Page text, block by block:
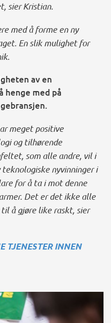
sier Kristian.
med å forme en ny
En slik mulighet for
av en
henge med på
meget positive
og tilhørende
som alle andre, vil i
nyvinninger i
for å ta i mot denne
Det er det ikke alle
å gjøre like raskt, sier
TJENESTER INNEN